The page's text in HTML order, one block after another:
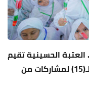
العتبة الحسينية تقيم
حفل سن التكليف المركزي بنسخته الـ(15) لمشاركات من